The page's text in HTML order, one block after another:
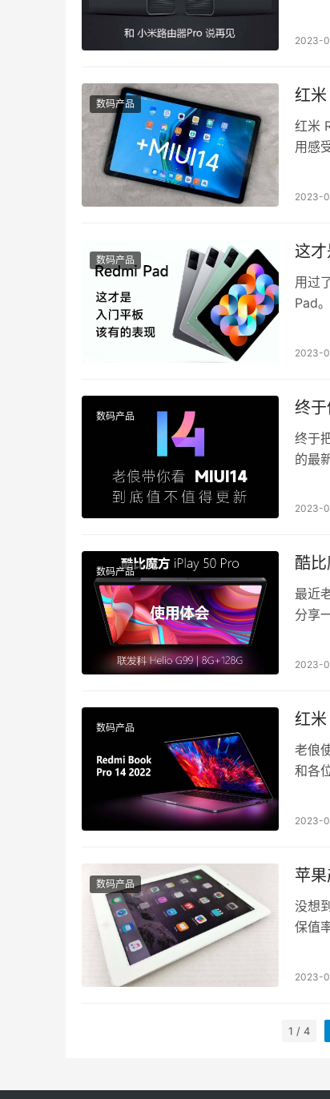
2023-
数码产品 红
红米
用感
2023-
数码产品 这
用过
Pad。
2023-
数码产品 终
终于
的最
2023-
数码产品 酷
最近
分享
2023-
数码产品 红
老俍
和各
2023-
数码产品 苹
没想
保值
2023-
1 / 4